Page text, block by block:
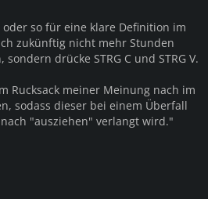
so für eine klare Definition im
zukünftig nicht mehr Stunden
drücke STRG C und STRG V.
Rucksack meiner Meinung nach im
sodass dieser bei einem Überfall
"ausziehen" verlangt wird."